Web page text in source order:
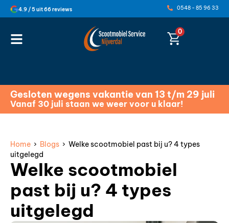
4.9 / 5 uit 66 reviews 0548 - 85 96 33
0
Gesloten wegens vakantie van 13 t/m 29 juli
Vanaf 30 juli staan we weer voor u klaar!
Home › Blogs › Welke scootmobiel past bij u? 4 types
uitgelegd
Welke scootmobiel
past bij u? 4 types
uitgelegd